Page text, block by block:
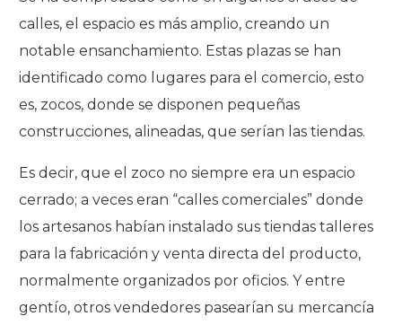
calles, el espacio es más amplio, creando un
notable ensanchamiento. Estas plazas se han
identificado como lugares para el comercio, esto
es, zocos, donde se disponen pequeñas
construcciones, alineadas, que serían las tiendas.
Es decir, que el zoco no siempre era un espacio
cerrado; a veces eran “calles comerciales” donde
los artesanos habían instalado sus tiendas talleres
para la fabricación y venta directa del producto,
normalmente organizados por oficios. Y entre
gentío, otros vendedores pasearían su mercancía